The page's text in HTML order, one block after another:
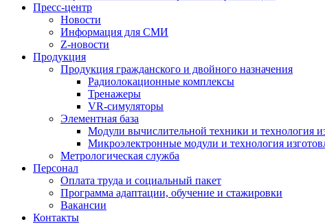
Пресс-центр
Новости
Информация для СМИ
Z-новости
Продукция
Продукция гражданского и двойного назначения
Радиолокационные комплексы
Тренажеры
VR-симуляторы
Элементная база
Модули вычислительной техники и технология
Микроэлектронные модули и технология
Метрологическая служба
Персонал
Оплата труда и социальный пакет
Программа адаптации, обучение и стажировки
Вакансии
Контакты